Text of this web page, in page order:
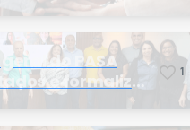
do PASA
e formaliza
nova conselheira
1